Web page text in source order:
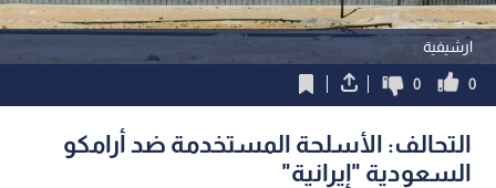
ارشيفية
0
0
التحالف: الأسلحة المستخدمة ضد أرامكو
السعودية "إيرانية"